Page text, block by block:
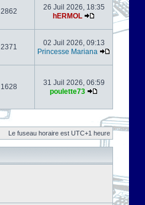
2862
26 Juil 2026, 18:35
hERMOL
2371
02 Juil 2026, 09:13
Princesse Mariana
1628
31 Juil 2026, 06:59
poulette73
Le fuseau horaire est UTC+1 heure